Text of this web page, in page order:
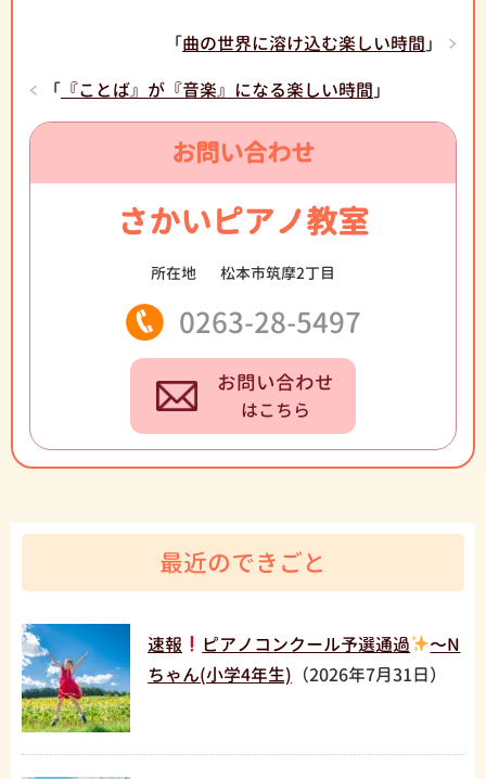
「曲の世界に溶け込む楽しい時間 」
「 『ことば』が『音楽』になる楽しい時間 」
お問い合わせ
さかいピアノ教室
所在地 松本市筑摩2丁目
0263-28-5497
お問い合わせ
はこちら
最近のできごと
速報 ピアノコンクール予選通過
〜N
ちゃん(小学4年生) （2026年7月31日）